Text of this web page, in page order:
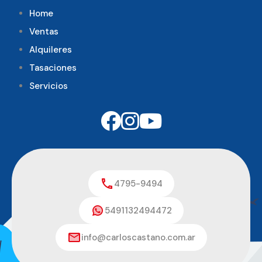
Home
Ventas
Alquileres
Tasaciones
Servicios
4795-9494
5491132494472
info@carloscastano.com.ar